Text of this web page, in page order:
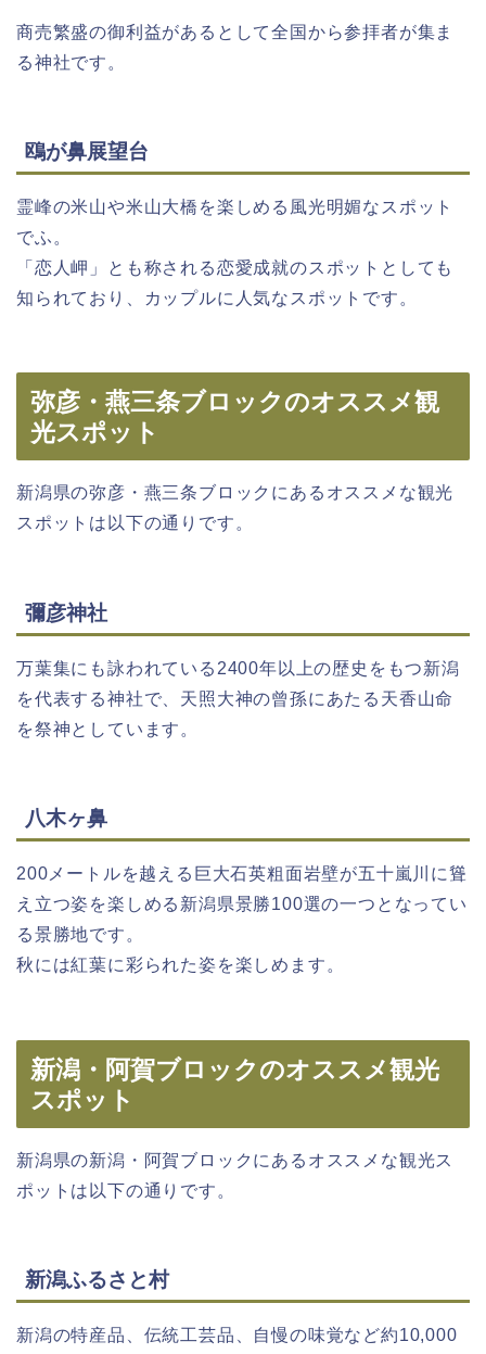
商売繁盛の御利益があるとして全国から参拝者が集ま
る神社です。
鴎が鼻展望台
霊峰の米山や米山大橋を楽しめる風光明媚なスポット
でふ。
「恋人岬」とも称される恋愛成就のスポットとしても
知られており、カップルに人気なスポットです。
弥彦・燕三条ブロックのオススメ観
光スポット
新潟県の弥彦・燕三条ブロックにあるオススメな観光
スポットは以下の通りです。
彌彦神社
万葉集にも詠われている2400年以上の歴史をもつ新潟
を代表する神社で、天照大神の曾孫にあたる天香山命
を祭神としています。
八木ヶ鼻
200メートルを越える巨大石英粗面岩壁が五十嵐川に聳
え立つ姿を楽しめる新潟県景勝100選の一つとなってい
る景勝地です。
秋には紅葉に彩られた姿を楽しめます。
新潟・阿賀ブロックのオススメ観光
スポット
新潟県の新潟・阿賀ブロックにあるオススメな観光ス
ポットは以下の通りです。
新潟ふるさと村
新潟の特産品、伝統工芸品、自慢の味覚など約10,000